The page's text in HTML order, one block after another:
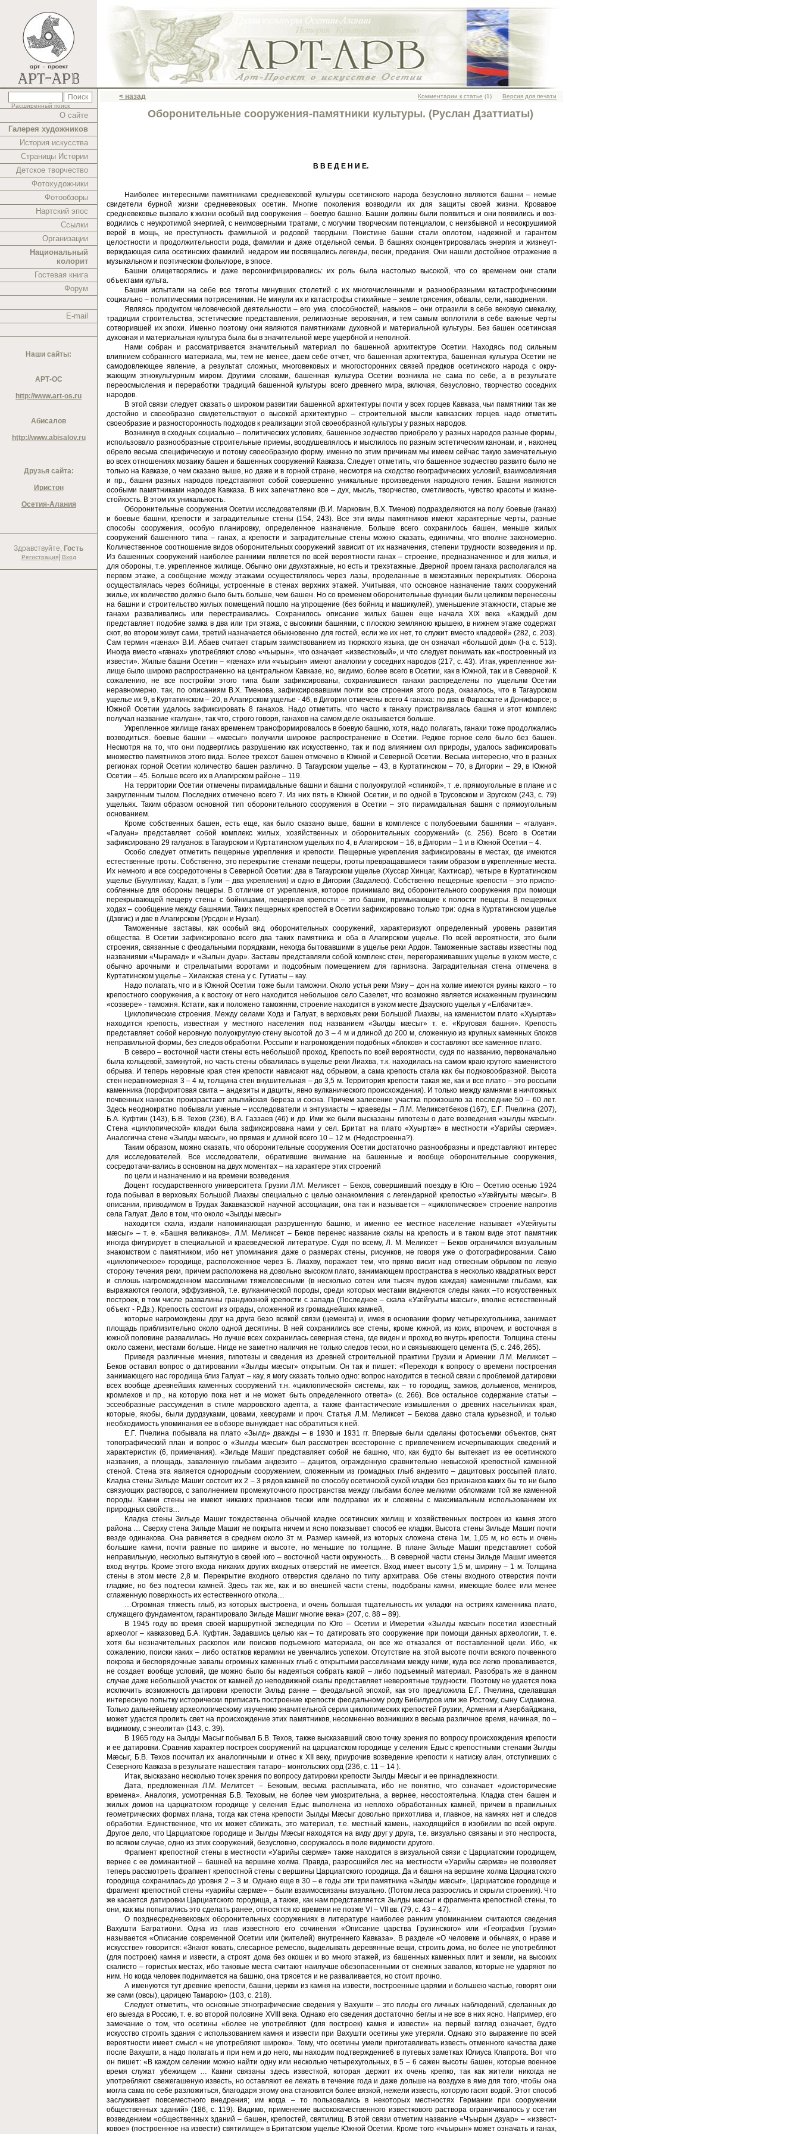
Расширенный поиск
О сайте
Галерея художников
История искусства
Страницы Истории
Детское творчество
Фотохудожники
Фотообзоры
Нартский эпос
Ссылки
Организации
Национальный
колорит
Гостевая книга
Форум
E-mail
Наши сайты:
АРТ-ОС
http://www.art-os.ru
Абисалов
http://www.abisalov.ru
Друзья сайта:
Иристон
Осетия-Алания
Здравствуйте, Гость
Регистрация| Вход
< назад Комментарии к статье (1) Версия для печати
Оборонительные сооружения-памятники культуры. (Руслан Дзаттиаты)
В В Е Д Е Н И Е.
Наиболее интересными памятниками средневековой культуры осе­тинского народа безусловно являются башни – немые
свидетели бурной жизни средневековых осетин. Многие поколения возводили их для защиты своей жизни. Кровавое
средневековье вызвало к жизни особый вид сооруже­ния – боевую башню. Башни должны были появиться и они появились и воз­
водились с неукротимой энергией, с неимоверными тратами, с могучим творческим потенциалом, с неизбывной и несокрушимой
верой в мощь, не преступность фамильной и родовой твердыни. Поистине башни стали опло­том, надежной и гарантом
целостности и продолжительности рода, фамилии и даже отдельной семьи. В башнях сконцентрировалась энергия и жизнеут­
верждающая сила осетинских фамилий. недаром им посвящались легенды, песни, предания. Они нашли достойное отражение в
музыкальном и поэтиче­ском фольклоре, в эпосе.
Башни олицетворялись и даже персонифицировались: их роль была настолько высокой, что со временем они стали
объектами культа.
Башни испытали на себе все тяготы минувших столетий с их мно­гочисленными и разнообразными катастрофическими
социально – политиче­скими потрясениями. Не минули их и катастрофы стихийные – землетрясе­ния, обвалы, сели, наводнения.
Являясь продуктом человеческой деятельности – его ума. способ­ностей, навыков – они отразили в себе вековую смекалку,
традиции строи­тельства, эстетические представления, религиозные верования, и тем самым воплотили в себе важные черты
сотворившей их эпохи. Именно поэтому они являются памятниками духовной и материальной культуры. Без башен осе­тинская
духовная и материальная культура была бы в значительной мере ущербной и неполной.
Нами собран и рассматривается значительный материал по башен­ной архитектуре Осетии. Находясь под сильным
влиянием собранного мате­риала, мы, тем не менее, даем себе отчет, что башенная архитектура, башен­ная культура Осетии не
самодовлеющее явление, а результат сложных, мно­говековых и многосторонних связей предков осетинского народа с окру­
жающим этнокультурным миром. Другими словами, башенная культура Осе­тии возникла не сама по себе, а в результате
переосмысления и переработки традиций башенной культуры всего древнего мира, включая, безусловно, творчество соседних
народов.
В этой связи следует сказать о широком развитии башенной архи­тектуры почти у всех горцев Кавказа, чьи памятники так же
достойно и свое­образно свидетельствуют о высокой архитектурно – строительной мысли кавказских горцев. надо отметить
своеобразие и разносторонность подходов к реализации этой своеобразной культуры у разных народов.
Возникнув в сходных социально – политических условиях, башен­ное зодчество приобрело у разных народов разные формы,
использовало раз­нообразные строительные приемы, воодушевлялось и мыслилось по разным эстетическим канонам, и , наконец
обрело весьма специфическую и потому своеобразную форму. именно по этим причинам мы имеем сейчас такую за­мечательную
во всех отношениях мозаику башен и башенных сооружений Кавказа. Следует отметить, что башенное зодчество развито было не
только на Кавказе, о чем сказано выше, но даже и в горной стране, несмотря на сходство географических условий, взаимовлияния
и пр., башни разных наро­дов представляют собой совершенно уникальные произведения народного гения. Башни являются
особыми памятниками народов Кавказа. В них запе­чатлено все – дух, мысль, творчество, сметливость, чувство красоты и жизне­
стойкость. В этом их уникальность.
Оборонительные сооружения Осетии исследователями (В.И. Мар­ковин, В.Х. Тменов) подразделяются на полу боевые (ганах)
и боевые башни, крепости и заградительные стены (154, 243). Все эти виды памятни­ков имеют характерные черты, разные
способы сооружения, особую плани­ровку, определенное назначение. Больше всего сохранилось башен, меньше жилых
сооружений башенного типа – ганах, а крепости и заградительные стены можно сказать, единичны, что вполне закономерно.
Количественное соотношение видов оборонительных сооружений зависит от их назначения, степени трудности возведения и пр.
Из башенных сооружений наиболее ран­ними является по всей вероятности ганах – строение, предназначенное и для жилья, и
для обороны, т.е. укрепленное жилище. Обычно они двухэтажные, но есть и трехэтажные. Дверной проем ганаха располагался на
первом этаже, а сообщение между этажами осуществлялось через лазы, проделанные в межэтажных перекрытиях. Оборона
осуществлялась через бойницы, устро­енные в стенах верхних этажей. Учитывая, что основное назначение таких сооружений
жилье, их количество должно было быть больше, чем башен. Но со временем оборонительные функции были целиком перенесены
на башни и строительство жилых помещений пошло на упрощение (без бойниц и ма­шикулей), уменьшение этажности, старые же
ганахи разваливались или пе­рестраивались. Сохранилось описание жилых башен еще начала XIX века. «Каждый дом
представляет подобие замка в два или три этажа, с высокими башнями, с плоскою земляною крышею, в нижнем этаже содержат
скот, во втором живут сами, третий назначается обыкновенно для гостей, если же их нет, то служит вместо кладовой» (282, с. 203).
Сам термин «гæнах» В.И. Абаев считает старым заимствованием из тюркского языка, где он озна­чал «большой дом» (I-а с. 513).
Иногда вместо «гæнах» употребляют слово «чъырын», что означает «известковый», и что следует понимать как «построенный из
извести». Жилые башни Осетин – «гæнах» или «чъырын» имеют аналогии у соседних народов (217, с. 43). Итак, укрепленное жи­
лище было широко распространенно на центральном Кавказе, но, видимо, более всего в Осетии, как в Южной, так и в Северной. К
сожалению, не все постройки этого типа были зафиксированы, сохранившиеся ганахи распре­делены по ущельям Осетии
неравномерно. так, по описаниям В.Х. Тменова, зафиксировавшим почти все строения этого рода, оказалось, что в Тагаур­ском
ущелье их 9, в Куртатинском – 20, в Алагирском ущелье - 46, в Ди­гории отмечены всего 4 ганаха: по два в Фараскате и Донифарсе; в
Южной Осетии удалось зафиксировать 8 ганахов. Надо отметить. что часто к га­наху пристраивалась башня и этот комплекс
получал название «галуан», так что, строго говоря, ганахов на самом деле оказывается больше.
Укрепленное жилище ганах временем трансформировалось в бое­вую башню, хотя, надо полагать, ганахи тоже продолжались
возводиться. боевые башни – «мæсыг» получили широкое распространение в Осетии. Редкое горное село было без башен.
Несмотря на то, что они подверглись разрушению как искусственно, так и под влиянием сил природы, удалось за­фиксировать
множество памятников этого вида. Более трехсот башен отме­чено в Южной и Северной Осетии. Весьма интересно, что в разных
регионах горной Осетии количество башен различно. В Тагаурском ущелье – 43, в Куртатинском – 70, в Дигории – 29, в Южной
Осетии – 45. Больше всего их в Алагирском районе – 119.
На территории Осетии отмечены пирамидальные башни и башни с полуокруглой «спинкой», т .е. прямоугольные в плане и с
закругленным ты­лом. Последних отмечено всего 7. Из них пять в Южной Осетии, и по одной в Трусовском и Зругском (243, с. 79)
ущельях. Таким образом основной тип оборонительного сооружения в Осетии – это пирамидальная башня с прямоугольным
основанием.
Кроме собственных башен, есть еще, как было сказано выше, башни в комплексе с полубоевыми башнями – «галуан».
«Галуан» пред­ставляет собой комплекс жилых, хозяйственных и оборонительных сооруже­ний» (с. 256). Всего в Осетии
зафиксировано 29 галуанов: в Тагаурском и Куртатинском ущельях по 4, в Алагирском – 16, в Дигории – 1 и в Южной Осетии – 4.
Особо следует отметить пещерные укрепления и крепости. Пещер­ные укрепления зафиксированы в местах, где имеются
естественные гроты. Собственно, это перекрытие стенами пещеры, гроты превращавшиеся таким образом в укрепленные места.
Их немного и все сосредоточены в Северной Осетии: два в Тагаурском ущелье (Хуссар Хинцаг, Кахтисар), четыре в Куртатинском
ущелье (Бугултикау, Кадат, в Гули – два укрепления) и одно в Дигории (Задалеск). Собственно пещерные крепости – это приспо­
собленные для обороны пещеры. В отличие от укрепления, которое прини­мало вид оборонительного сооружения при помощи
перекрывающей пещеру стены с бойницами, пещерная крепости – это башни, примыкающие к по­лости пещеры. В пещерных
ходах – сообщение между башнями. Таких пе­щерных крепостей в Осетии зафиксировано только три: одна в Куртатин­ском ущелье
(Дзвгис) и две в Алагирском (Урсдон и Нузал).
Таможенные заставы, как особый вид оборонительных сооружений, характеризуют определенный уровень развития
общества. В Осетии зафик­сировано всего два таких памятника и оба в Алагирском ущелье. По всей вероятности, это были
строения, связанные с феодальными порядками, неко­гда бытовавшими в ущелье реки Ардон. Таможенные заставы известны под
названиями «Чырамад» и «Зылын дуар». Заставы представляли собой комплекс стен, перегораживавших ущелье в узком месте, с
обычно арочными и стрельчатыми воротами и подсобным помещением для гарнизона. Загради­тельная стена отмечена в
Куртатинском ущелье – Хилакская стена у с. Гутиаты – кау.
Надо полагать, что и в Южной Осетии тоже были таможни. Около устья реки Мзиу – дон на холме имеются руины какого – то
крепост­ного сооружения, а к востоку от него находится небольшое село Сазелет, что возможно является искаженным грузинским
«созвере» - таможня. Кстати, как и положено таможням, строение находится в узком месте Дзауского ущелья у «Елбачитæ».
Циклопические строения. Между селами Ходз и Галуат, в вер­ховьях реки Большой Лиахвы, на каменистом плато «Хуыртæ»
находится крепость, известная у местного населения под названием «Зылды мæсыг» т. е. «Круговая башня». Крепость
представляет собой неровную полуокруг­лую стену высотой до 3 – 4 м и длиной до 200 м, сложенную из крупных ка­менных блоков
неправильной формы, без следов обработки. Россыпи и на­громождения подобных «блоков» и составляют все каменное плато.
В северо – восточной части стены есть небольшой проход. Крепость по всей вероятности, судя по названию, первоначально
была кольцевой, замкнутой, но часть стены обвалилась в ущелье реки Лиахва, т.к. находилась на самом краю крутого каменистого
обрыва. И теперь неровные края стен крепости нависают над обрывом, а сама крепость стала как бы подковообразной. Вы­сота
стен неравномерная 3 – 4 м, толщина стен внушительная – до 3,5 м. Территория крепости такая же, как и все плато – это россыпи
каменника (порфиритовая свита – андезиты и дациты, явно вулканического происхож­дения). И только между камнями в ничтожных
почвенных наносах произра­стают альпийская береза и сосна. Причем залесение участка произошло за последние 50 – 60 лет.
Здесь неоднократно побывали ученые – исследователи и энтузиасты – краеведы – Л.М. Меликсетбеков (167), Е.Г. Пчелина (207),
Б.А. Куфтин (143), Б.В. Техов (236), В.А. Газзаев (46) и др. Ими же были высказаны гипотезы о дате возведения «зылды мæсыг».
Стена «циклопиче­ской» кладки была зафиксирована нами у сел. Бритат на плато «Хуыртæ» в местности «Уарийы сæрмæ».
Аналогична стене «Зылды мæсыг», но пря­мая и длиной всего 10 – 12 м. (Недостроенна?).
Таким образом, можно сказать, что оборонительные сооружения Осетии достаточно разнообразны и представляют интерес
для исследовате­лей. Все исследователи, обратившие внимание на башенные и вообще оборо­нительные сооружения,
сосредотачи-вались в основном на двух моментах – на характере этих строений
по цели и назначению и на времени возведения.
Доцент государственного университета Грузии Л.М. Меликсет – Беков, совершивший поездку в Юго – Осетию осенью 1924
года побывал в верховьях Большой Лиахвы специально с целью ознакомления с легендар­ной крепостью «Уæйгуыты мæсыг». В
описании, приводимом в Трудах Закавказской научной ассоциации, она так и называется – «циклопическое» строение напротив
села Галуат. Дело в том, что около «Зылды мæсыг»
находится скала, издали напоминающая разрушенную башню, и именно ее местное население называет «Уæйгуыты
мæсыг» – т. е. «Башня великанов». Л.М. Меликсет – Беков перенес название скалы на крепость и в таком виде этот памятник
иногда фигурирует в специальной и краеведческой литера­туре. Судя по всему, Л. М. Меликсет – Беков ограничился визуальным
зна­комством с памятником, ибо нет упоминания даже о размерах стены, рисун­ков, не говоря уже о фотографировании. Само
«циклопическое» городище, расположенное через Б. Лиахву, поражает тем, что прямо висит над от­весным обрывом по левую
сторону течения реки, причем расположена на до­вольно высоком плато, занимающем пространства в несколько квадратных верст
и сплошь нагроможденном массивными тяжеловесными (в несколько сотен или тысяч пудов каждая) каменными глыбами, как
выражаются гео­логи, эффузивной, т.е. вулканической породы, среди которых местами вид­неются следы каких –то искусственных
построек, в том числе развалины грандиозной крепости с запада (Последнее – скала «Уæйгуыты мæсыг», вполне естественный
объект - Р.Дз.). Крепость состоит из ограды, сло­женной из громаднейших камней,
которые нагромождены друг на друга безо всякой связи (цемента) и, имея в основании форму четырехугольника, занимает
площадь приблизительно около одной десятины. В ней сохранились все стены, кроме южной, из коих, впрочем, и восточная в
южной половине раз­валилась. Но лучше всех сохранилась северная стена, где виден и проход во внутрь крепости. Толщина стены
около сажени, местами больше. Нигде не заметно наличия не только следов тески, но и связывающего цемента (5, с. 246, 265).
Приведя различные мнения, гипотезы и сведения из древней строи­тельной практики Грузии и Армении Л.М. Меликсет –
Беков оставил вопрос о датировании «Зылды мæсыг» открытым. Он так и пишет: «Переходя к вопросу о времени построения
занимающего нас городища близ Галуат – кау, я могу сказать только одно: вопрос находится в тесной связи с пробле­мой датировки
всех вообще древнейших каменных сооружений т.н. «цикло­пической» системы, как – то городищ, замков, дольменов, менгиров,
кромле­хов и пр., на которую пока нет и не может быть определенного ответа» (с. 266). Все остальное содержание статьи –
эссеобразные рассуждения в стиле марровского адепта, а также фантастические измышления о древних насель­никах края,
которые, якобы, были дурдзуками, цовами, хевсурами и проч. Статья Л.М. Меликсет – Бекова давно стала курьезной, и только
необходи­мость упоминания ее в обзоре вынуждает нас обратиться к ней.
Е.Г. Пчелина побывала на плато «Зылд» дважды – в 1930 и 1931 гг. Впервые были сделаны фотосъемки объектов, снят
топографиче­ский план и вопрос о «Зылды мæсыг» был рассмотрен всесторонне с при­влечением исчерпывающих сведений и
характеристик (6, примечания). «Зильде Машиг представляет собой не башню, что, как будто бы вытекает из ее осетинского
названия, а площадь, заваленную глыбами андезито – да­цитов, огражденную сравнительно невысокой крепостной каменной
стеной. Стена эта является однородным сооружением, сложенным из громадных глыб андезито – дацитовых россыпей плато.
Кладка стены Зильде Машиг состоит их 2 – 3 рядов камней по способу осетинской сухой кладки без при­знаков каких бы то ни было
связующих растворов, с заполнением промежу­точного пространства между глыбами более мелкими обломками той же ка­менной
породы. Камни стены не имеют никаких признаков тески или под­правки их и сложены с максимальным использованием их
природных свойств…
Кладка стены Зильде Машиг тождественна обычной кладке осе­тинских жилищ и хозяйственных построек из камня этого
района … Сверху стена Зильде Машиг не покрыта ничем и ясно показывает способ ее кладки. Высота стены Зильде Машиг почти
везде одинакова. Она равняется в сред­нем около 3т м. Размер камней, из которых сложена стена 1м, 1,05 м, но есть и очень
большие камни, почти равные по ширине и высоте, но меньшие по толщине. В плане Зильде Машиг представляет собой
неправильную, не­сколько вытянутую в своей юго – восточной части окружность… В северной части стены Зильде Машиг имеется
вход внутрь. Кроме этого входа ника­ких других входных отверстий не имеется. Вход имеет высоту 1,5 м, ширину – 1 м. Толщина
стены в этом месте 2,8 м. Перекрытие входного отверстия сделано по типу архитрава. Обе стены входного отверстия почти
гладкие, но без подтески камней. Здесь так же, как и во внешней части стены, подобраны камни, имеющие более или менее
сглаженную поверхность их естественного откола…
…Огромная тяжесть глыб, из которых выстроена, и очень большая тщательность их укладки на остриях каменника плато,
служащего фундамен­том, гарантировало Зильде Машиг многие века» (207, с. 88 – 89).
В 1945 году во время своей маршрутной экспедиции по Юго – Осе­тии и Имеретии «Зылды мæсыг» посетил известный
археолог – кавказовед Б.А. Куфтин. Задавшись целью как – то датировать это сооружение при по­мощи данных археологии, т. е.
хотя бы незначительных раскопок или поис­ков подъемного материала, он все же отказался от поставленной цели. Ибо, «к
сожалению, поиски каких – либо остатков керамики не увенчались успе­хом. Отсутствие на этой высоте почти всякого почвенного
покрова и беспо­рядочные завалы огромных каменных глыб с открытыми расселинами между ними, куда все легко проваливается,
не создает вообще условий, где можно было бы надеяться собрать какой – либо подъемный материал. Разобрать же в данном
случае даже небольшой участок от камней до неподвижной скалы представляет невероятные трудности. Поэтому не удается пока
исключить возможность датировки крепости Зильд ранне – феодальной эпохой, как это предложила Е.Г. Пчелина, сделавшая
интересную попытку исторически приписать построение крепости феодальному роду Бибилуров или же Рос­тому, сыну Сидамона.
Только дальнейшему археологическому изучению значительной серии циклопических крепостей Грузии, Армении и Азербай­джана,
может удастся пролить свет на происхождение этих памятников, не­сомненно возникших в весьма различное время, начиная, по –
видимому, с энеолита» (143, с. 39).
В 1965 году на Зылды Масыг побывал Б.В. Техов, также выска­завший свою точку зрения по вопросу происхождения крепости
и ее дати­ровки. Сравнив характер построек сооружений на царциатском городище у селения Едыс с крепостными стенами Зылды
Мæсыг, Б.В. Техов посчитал их аналогичными и отнес к XII веку, приурочив возведение крепости к на­тиску алан, отступивших с
Северного Кавказа в результате нашествия татаро– монгольских орд (236, с. 11 – 14 ).
Итак, высказано несколько точек зрения по вопросу датировки крепости Зылды Мæсыг и ее принадлежности.
Дата, предложенная Л.М. Мелитсет – Бековым, весьма расплыв­чата, ибо не понятно, что означает «доисторические
времена». Аналогия, ус­мотренная Б.В. Теховым, не более чем умозрительна, а вернее, несостоя­тельна. Кладка стен башен и
жилых домов на царциатском городище у селе­ния Едыс выполнена из неплохо обработанных камней, причем в правиль­ных
геометрических формах плана, тогда как стена крепости Зылды Мæсыг довольно прихотлива и, главное, на камнях нет и следов
обработки. Единст­венное, что их может сближать, это материал, т.е. местный камень, находя­щийся в изобилии во всей округе.
Другое дело, что Царциатское городище и Зылды Мæсыг находятся на виду друг у друга, т.е. визуально связаны и это неспроста,
во всяком случае, одно из этих сооружений, безусловно, сооружа­лось в поле видимости другого.
Фрагмент крепостной стены в местности «Уарийы сæрмæ» также находится в визуальной связи с Царциатским городищем,
вернее с ее доми­нантной – башней на вершине холма. Правда, разросшийся лес на местности «Уарийы сæрмæ» не позволяет
теперь рассмотреть фрагмент крепостной стены с вершины Царциатского городища. Да и башня на вершине холма Царциатского
городища сохранилась до уровня 2 – 3 м. Однако еще в 30 – е годы эти три памятника «Зылды мæсыг», Царциатское городище и
фраг­мент крепостной стены «уарийы сæрмæ» – были взаимосвязаны визуально. (Потом леса разрослись и скрыли строения). Что
же касается датировки Царциатского городища, а также, как нам представляется Зылды мæсыг и фрагмента крепостной стены, то
они, как мы попытались это сделать ранее, относятся ко времени не позже VI – VII вв. (79, с. 43 – 47).
О позднесредневековых оборонительных сооружениях в литературе наиболее ранним упоминанием считаются сведения
Вахушти Багратиони. Одна из глав известного его сочинения «Описание царства Грузинского» или «География Грузии»
называется «Описание современной Осетии или (жителей) внутреннего Кавказа». В разделе «О человеке и обычаях, о нраве и
искусстве» говорится: «Знают ковать, слесарное ремесло, выделывать де­ревянные вещи, строить дома, но более не употребляют
(для построек) камня и извести, а строят дома без окошек и во много этажей, из башенных камен­ных плит и земли, на высоких
скалисто – гористых местах, ибо таковые места считают наилучше обезопасенными от снежных завалов, которые не ударяют по
ним. Но когда человек поднимается на башню, она трясется и не разваливается, но стоит прочно.
А именуются тут древние крепости, башни, церкви из камня на из­вести, построенные царями и большею частью, говорят они
же сами (овсы), царицею Тамарою» (103, с. 218).
Следует отметить, что основные этнографические сведения у Ва­хушти – это плоды его личных наблюдений, сделанных до
его выезда в Рос­сию, т. е. во второй половине XVIII века. Однако его сведения достаточно беглы и не все в них ясно. Например, его
замечание о том, что осетины «бо­лее не употребляют (для построек) камня и извести» на первый взгляд озна­чает, будто
искусство строить здания с использованием камня и извести при Вахушти осетины уже утеряли. Однако это выражение по всей
вероятности имеет смысл « не употребляют широко». Тому, что осетины умели приготав­ливать известь отменного качества даже
после Вахушти, а надо полагать и при нем и до него, мы находим подтверждение6 в путевых заметках Юлиуса Клапрота. Вот что
он пишет: «В каждом селении можно найти одну или не­сколько четырехугольных, в 5 – 6 сажен высоты башен, которые военное
время служат убежищем … Камни связаны здесь известкой, которая держит их очень крепко, так как жители никогда не
употребляют свежегашеную из­весть, но оставляют ее лежать в течение года и даже дольше на воздухе в яме для того, чтобы она
могла сама по себе разложиться, благодаря этому она становится более вязкой, нежели известь, которую гасят водой. Этот способ
заслуживает повсеместного внедрения; им когда – то пользовались в некото­рых местностях Германии при сооружении
общественных зданий» (186, с. 119). Видимо, применение высококачественного известкового раствора огра­ничивалось у осетин
возведением «общественных зданий – башен, крепо­стей, святилищ. В этой связи отметим название «Чъырын дзуар» – «извест­
ковое» (построенное на извести) святилище» в Бритатском ущелье Южной Осетии. Кроме того «чъырын» может означать и ганах,